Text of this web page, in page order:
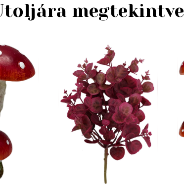
megtekintve